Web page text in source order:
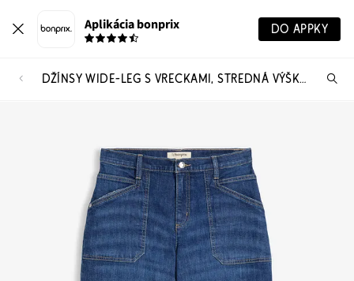
Aplikácia bonprix DO APPKY
DŽÍNSY WIDE-LEG S VRECKAMI, STREDNÁ VÝŠKA PÁSU